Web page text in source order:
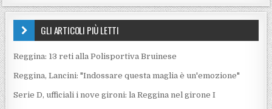
GLI ARTICOLI PIÙ LETTI
Reggina: 13 reti alla Polisportiva Bruinese
Reggina, Lancini: "Indossare questa maglia è un'emozione"
Serie D, ufficiali i nove gironi: la Reggina nel girone I